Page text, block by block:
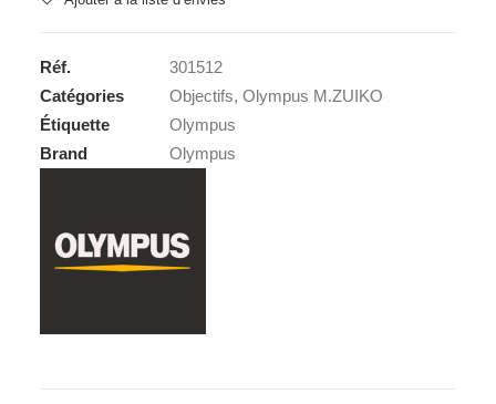
f4,0
ED
PRO
M.ZUIKO
Réf.
301512
Catégories
Objectifs, Olympus M.ZUIKO
Étiquette
Olympus
Brand
Olympus